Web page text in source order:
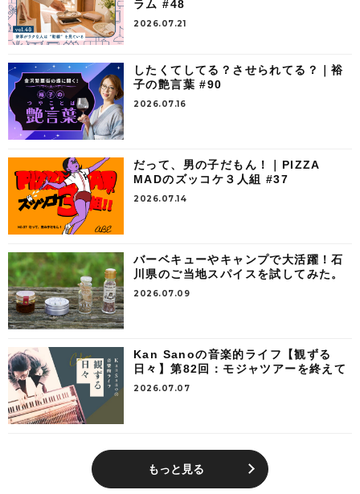
ラム #48
2026.07.21
したくてしてる？させられてる？｜裕
子の艶言葉 #90
2026.07.16
だって、男の子だもん！｜PIZZA
MADのズッコケ３人組 #37
2026.07.14
バーベキューやキャンプで大活躍！石
川県のご当地スパイスを試してみた。
2026.07.09
Kan Sanoの音楽的ライフ【観ずる
日々】第82回：モジャツアーを終えて
2026.07.07
もっと見る